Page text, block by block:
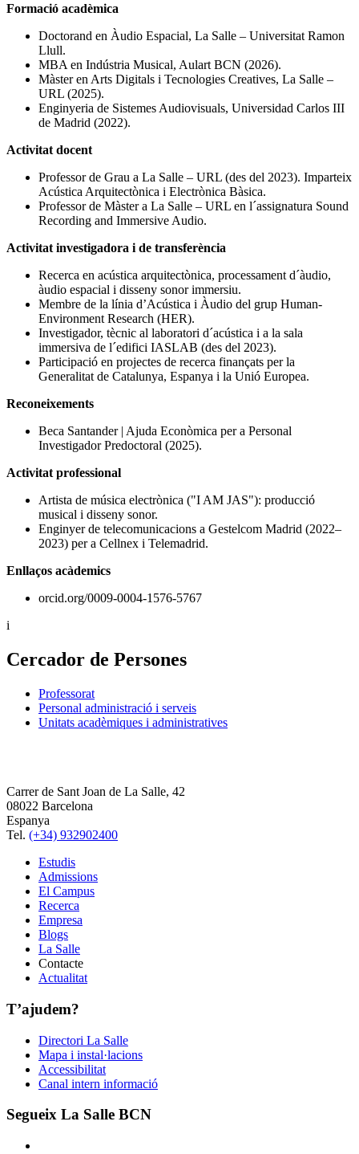
Formació acadèmica
Doctorand en Àudio Espacial, La Salle – Universitat Ramon
Llull.
MBA en Indústria Musical, Aulart BCN (2026).
Màster en Arts Digitals i Tecnologies Creatives, La Salle –
URL (2025).
Enginyeria de Sistemes Audiovisuals, Universidad Carlos III
de Madrid (2022).
Activitat docent
Professor de Grau a La Salle – URL (des del 2023). Imparteix
Acústica Arquitectònica i Electrònica Bàsica.
Professor de Màster a La Salle – URL en l´assignatura Sound
Recording and Immersive Audio.
Activitat investigadora i de transferència
Recerca en acústica arquitectònica, processament d´àudio,
àudio espacial i disseny sonor immersiu.
Membre de la línia d’Acústica i Àudio del grup Human-
Environment Research (HER).
Investigador, tècnic al laboratori d´acústica i a la sala
immersiva de l´edifici IASLAB (des del 2023).
Participació en projectes de recerca finançats per la
Generalitat de Catalunya, Espanya i la Unió Europea.
Reconeixements
Beca Santander | Ajuda Econòmica per a Personal
Investigador Predoctoral (2025).
Activitat professional
Artista de música electrònica ("I AM JAS"): producció
musical i disseny sonor.
Enginyer de telecomunicacions a Gestelcom Madrid (2022–
2023) per a Cellnex i Telemadrid.
Enllaços acàdemics
orcid.org/0009-0004-1576-5767
i
Cercador de Persones
Professorat
Personal administració i serveis
Unitats acadèmiques i administratives
Carrer de Sant Joan de La Salle, 42
08022 Barcelona
Espanya
Tel. (+34) 932902400
Estudis
Admissions
El Campus
Recerca
Empresa
Blogs
La Salle
Contacte
Actualitat
T’ajudem?
Directori La Salle
Mapa i instal·lacions
Accessibilitat
Canal intern informació
Segueix La Salle BCN